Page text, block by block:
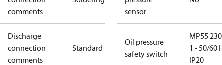
comments
Discharge
connection
comments
Standard
sensor
Oil pressure
safety switch
MP55
1 - 50/60
IP20